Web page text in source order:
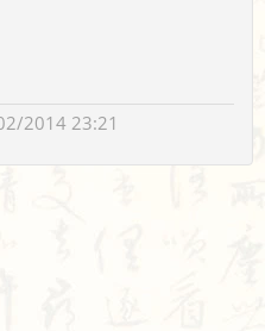
2014 23:21